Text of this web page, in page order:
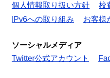
個人情報取り扱い方針
校
IPv6への取り組み
お客様
ソーシャルメディア
Twitter公式アカウント